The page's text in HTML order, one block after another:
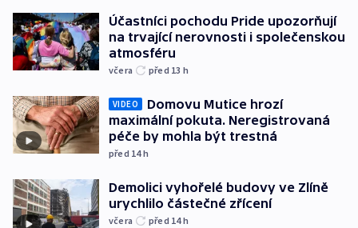
Účastníci pochodu Pride upozorňují
na trvající nerovnosti i společenskou
atmosféru
včera před 13 h
VIDEO
Domovu Mutice hrozí
maximální pokuta. Neregistrovaná
péče by mohla být trestná
před 14h
Demolici vyhořelé budovy ve Zlíně
urychlilo částečné zřícení
včera před 14h